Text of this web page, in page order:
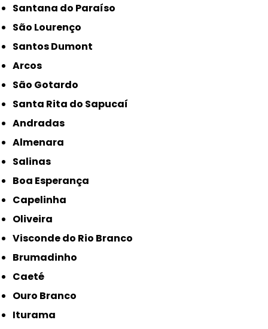
Santana do Paraíso
São Lourenço
Santos Dumont
Arcos
São Gotardo
Santa Rita do Sapucaí
Andradas
Almenara
Salinas
Boa Esperança
Capelinha
Oliveira
Visconde do Rio Branco
Brumadinho
Caeté
Ouro Branco
Iturama